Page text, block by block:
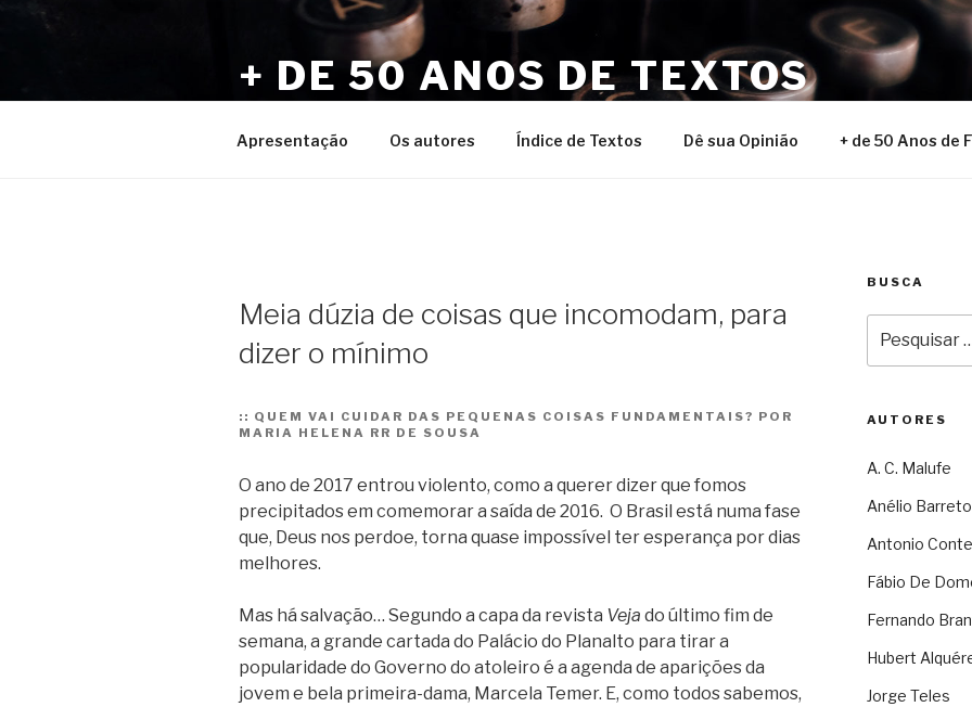
Pular
+ DE 50 ANOS DE TEXTOS
Apresentação Os autores Índice de Textos Dê sua Opinião + de 50 Anos de
Meia dúzia de coisas que incomodam, para
dizer o mínimo
:: QUEM VAI CUIDAR DAS PEQUENAS COISAS FUNDAMENTAIS? POR
MARIA HELENA RR DE SOUSA
O ano de 2017 entrou violento, como a querer dizer que fomos
precipitados em comemorar a saída de 2016. O Brasil está numa fase
que, Deus nos perdoe, torna quase impossível ter esperança por dias
melhores.
Mas há salvação… Segundo a capa da revista Veja do último fim de
semana, a grande cartada do Palácio do Planalto para tirar a
popularidade do Governo do atoleiro é a agenda de aparições da
jovem e bela primeira-dama, Marcela Temer. E, como todos sabemos,
BUSCA
por:
AUTORES
A. C. Malufe
Anélio Barreto
Antonio
Fábio De
Fernando
Hubert
Jorge Teles